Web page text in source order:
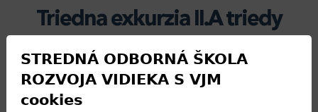
Triedna exkurzia II.A triedy
Dňa 19. júna 2023
žiaci 2. A triedy sa
STREDNÁ ODBORNÁ ŠKOLA
ROZVOJA VIDIEKA S VJM
cookies